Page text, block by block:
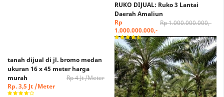
RUKO DIJUAL: Ruko 3 Lantai
Daerah Amaliun
Rp 1.000.000.000,-
Rp
1.000.000.000,-
tanah dijual di jl. bromo medan
ukuran 16 x 45 meter harga
murah
Rp 4 Jt /Meter
Rp. 3,5 Jt /Meter